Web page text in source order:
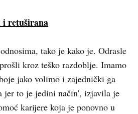
i retuširana
tako je kako je. Odrasle
kroz teško razdoblje. Imamo
jako volimo i zajednički ga
jer to je jedini način', izjavila je
karijere koja je ponovno u